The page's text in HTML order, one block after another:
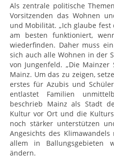
Als zentrale politische
Vorsitzenden das Wohnen
und Mobilität. „Ich glaube fest
am besten funktioniert,
wiederfinden. Daher muss
sich auch alle Wohnen in der
von Jungenfeld. „Die
Mainz. Um das zu zeigen,
erstes für Azubis und
entlastet Familien
beschrieb Mainz als Stadt
Kultur vor Ort und die
noch stärker unterstützen
Angesichts des
allem in Ballungsgebieten
ändern.